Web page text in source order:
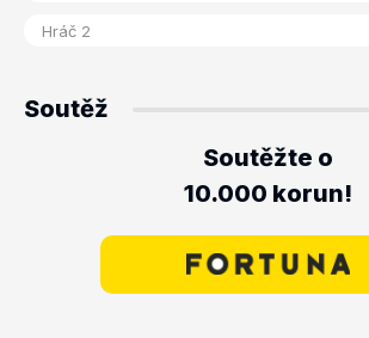
Soutěž
Soutěžte o
10.000 korun!